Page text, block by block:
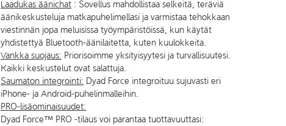
Laadukas äänichat : Sovellus mahdollistaa selkeitä, teräviä
äänikeskusteluja matkapuhelimellasi ja varmistaa tehokkaan
viestinnän jopa meluisissa työympäristöissä, kun käytät
yhdistettyä Bluetooth-äänilaitetta, kuten kuulokkeita.
Vankka suojaus: Priorisoimme yksityisyytesi ja turvallisuutesi.
Kaikki keskustelut ovat salattuja.
Saumaton integrointi: Dyad Force integroituu sujuvasti eri
iPhone- ja Android-puhelinmalleihin.
PRO-lisäominaisuudet:
Dyad Force™ PRO -tilaus voi parantaa tuottavuuttasi: